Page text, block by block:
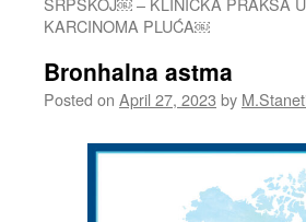
KARCINOMA PLUĆA￼
Bronhalna astma
Posted on April 27, 2023 by